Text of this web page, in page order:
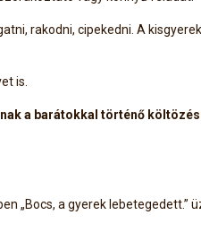
rakodni, cipekedni. A
is.
a barátokkal történő
„Bocs, a gyerek